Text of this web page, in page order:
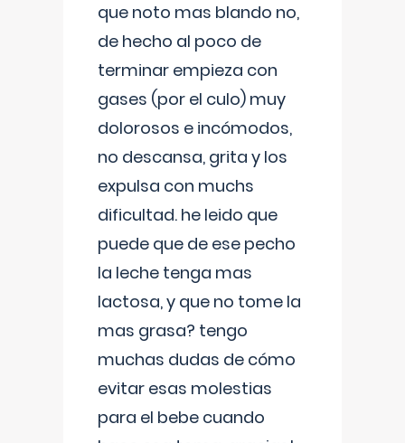
que noto mas blando no,
de hecho al poco de
terminar empieza con
gases (por el culo) muy
dolorosos e incómodos,
no descansa, grita y los
expulsa con muchs
dificultad. he leido que
puede que de ese pecho
la leche tenga mas
lactosa, y que no tome la
mas grasa? tengo
muchas dudas de cómo
evitar esas molestias
para el bebe cuando